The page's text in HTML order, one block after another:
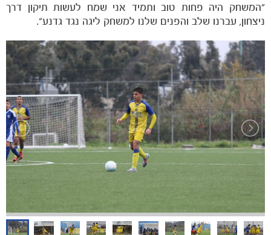
״המשחק היה פחות טוב ותמיד אני שמח לעשות תיקון דרך
ניצחון, עברנו שלב והפנים שלנו למשחק ליגה נגד גדנע״.